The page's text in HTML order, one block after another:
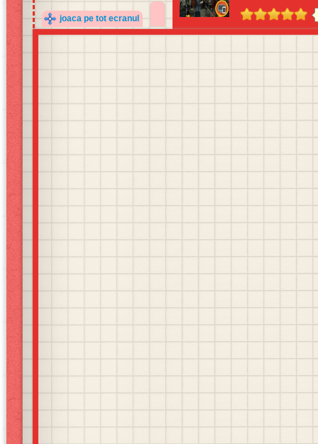
joaca pe tot ecranul